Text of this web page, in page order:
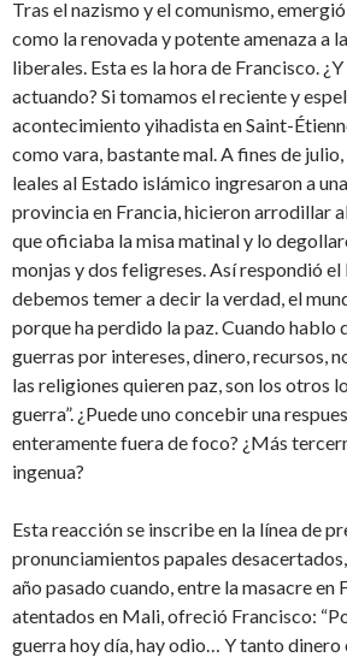
Tras el nazismo y el comunismo,
como la renovada y potente amenaza a
liberales. Esta es la hora de Francisco.
actuando? Si tomamos el reciente y
acontecimiento yihadista en Saint-
como vara, bastante mal. A fines de
leales al Estado islámico ingresaron a
provincia en Francia, hicieron arrodillar
que oficiaba la misa matinal y lo
monjas y dos feligreses. Así respondió el
debemos temer a decir la verdad, el
porque ha perdido la paz. Cuando hablo
guerras por intereses, dinero, recursos,
las religiones quieren paz, son los otros
guerra”. ¿Puede uno concebir una
enteramente fuera de foco? ¿Más
ingenua?
Esta reacción se inscribe en la línea de
pronunciamientos papales
año pasado cuando, entre la masacre en
atentados en Mali, ofreció Francisco:
guerra hoy día, hay odio… Y tanto dinero